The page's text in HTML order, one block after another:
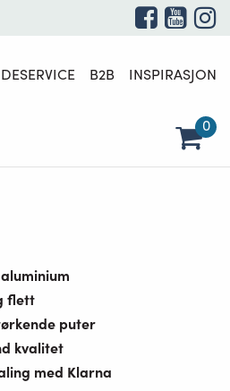
B2B INSPIRASJON
0
flett
puter
kvalitet
med Klarna
TIDEN UTSOLGT OG UTILGJENGELIG.